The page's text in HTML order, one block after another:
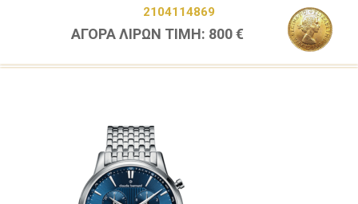
2104114869
ΑΓΟΡΑ ΛΙΡΩΝ ΤΙΜΗ: 800 €